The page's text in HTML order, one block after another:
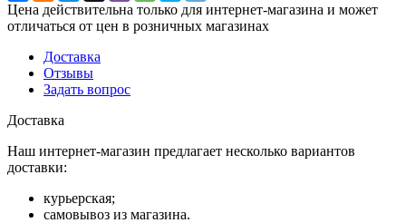
Цена действительна только для интернет-магазина и может
отличаться от цен в розничных магазинах
Доставка
Отзывы
Задать вопрос
Доставка
Наш интернет-магазин предлагает несколько вариантов
доставки:
курьерская;
самовывоз из магазина.